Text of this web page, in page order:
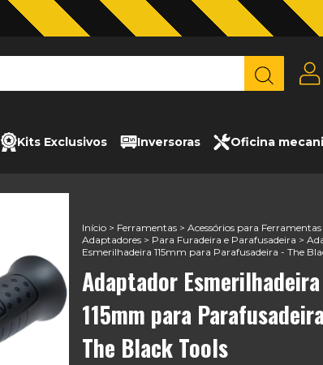
Black Tools
Kits Exclusivos Inversoras Oficina
Início > Ferramentas > Acessórios para Ferramentas
Adaptadores > Para Furadeira e Parafusadeira >
Esmerilhadeira 115mm para Parafusadeira - The
Adaptador Esmerilhadeira
115mm para
The Black Tools